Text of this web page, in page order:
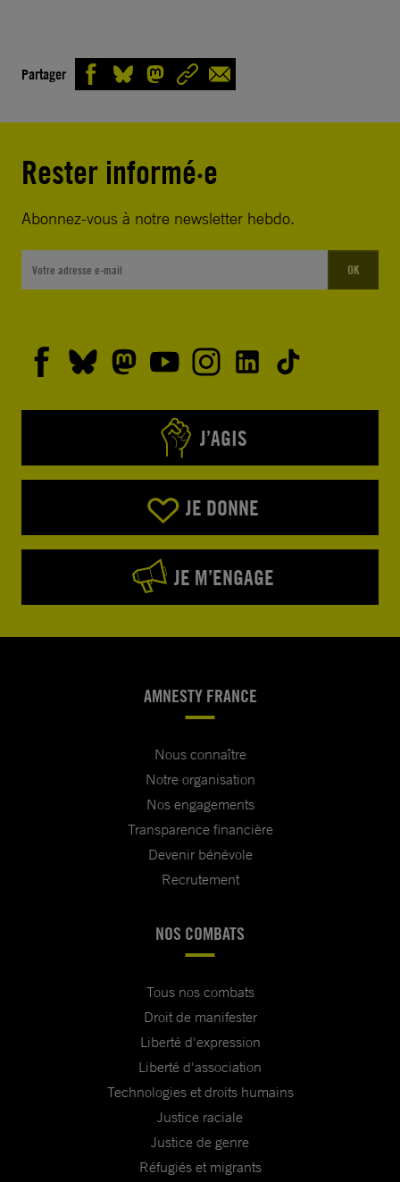
Partager
Rester informé·e
Abonnez-vous à notre newsletter hebdo.
OK
J’AGIS
JE DONNE
JE M’ENGAGE
AMNESTY FRANCE
Nous connaître
Notre organisation
Nos engagements
Transparence financière
Devenir bénévole
Recrutement
NOS COMBATS
Tous nos combats
Droit de manifester
Liberté d'expression
Liberté d'association
Technologies et droits humains
Justice raciale
Justice de genre
Réfugiés et migrants